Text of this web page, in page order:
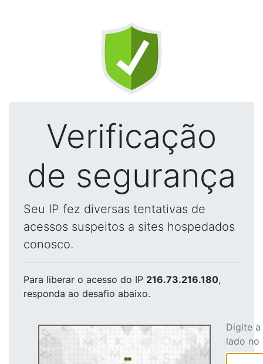
Verificação
de segurança
Seu IP fez diversas tentativas de
acessos suspeitos a sites hospedados
conosco.
Para liberar o acesso do IP 216.73.216.180,
responda ao desafio abaixo.
Digite
lado no